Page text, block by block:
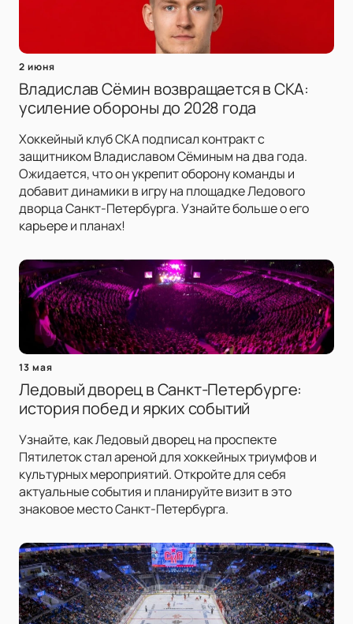
2 июня
Владислав Сёмин возвращается в СКА:
усиление обороны до 2028 года
Хоккейный клуб СКА подписал контракт с
защитником Владиславом Сёминым на два года.
Ожидается, что он укрепит оборону команды и
добавит динамики в игру на площадке Ледового
дворца Санкт-Петербурга. Узнайте больше о его
карьере и планах!
13 мая
Ледовый дворец в Санкт-Петербурге:
история побед и ярких событий
Узнайте, как Ледовый дворец на проспекте
Пятилеток стал ареной для хоккейных триумфов и
культурных мероприятий. Откройте для себя
актуальные события и планируйте визит в это
знаковое место Санкт-Петербурга.